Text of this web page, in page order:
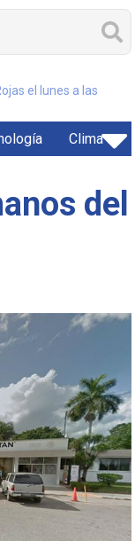
el lunes a las
Clima
del